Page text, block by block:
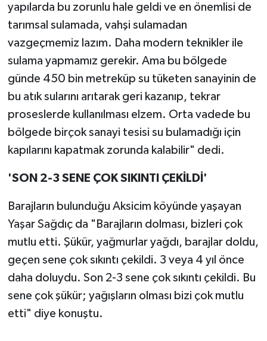
yapılarda bu zorunlu hale geldi ve en önemlisi de
tarımsal sulamada, vahşi sulamadan
vazgeçmemiz lazım. Daha modern teknikler ile
sulama yapmamız gerekir. Ama bu bölgede
günde 450 bin metreküp su tüketen sanayinin de
bu atık sularını arıtarak geri kazanıp, tekrar
proseslerde kullanılması elzem. Orta vadede bu
bölgede birçok sanayi tesisi su bulamadığı için
kapılarını kapatmak zorunda kalabilir" dedi.
'SON 2-3 SENE ÇOK SIKINTI ÇEKİLDİ'
Barajların bulunduğu Aksicim köyünde yaşayan
Yaşar Sağdıç da "Barajların dolması, bizleri çok
mutlu etti. Şükür, yağmurlar yağdı, barajlar doldu,
geçen sene çok sıkıntı çekildi. 3 veya 4 yıl önce
daha doluydu. Son 2-3 sene çok sıkıntı çekildi. Bu
sene çok şükür; yağışların olması bizi çok mutlu
etti" diye konuştu.